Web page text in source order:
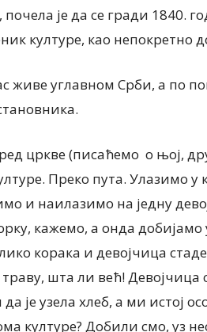
је да се гради 1840.
културе, као непокретно
живе углавном Срби, а по
цркве (писаћемо о њој,
Преко пута. Улазимо у
и наилазимо на једну
кажемо, а онда добијамо
корака и девојчица
шта ли већ! Девојчица
је узела хлеб, а ми истој
културе? Добили смо, уз